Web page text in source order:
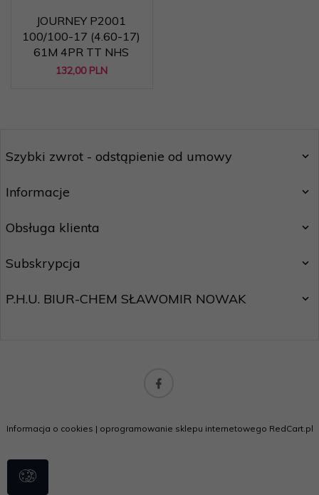
JOURNEY P2001
100/100-17 (4.60-17)
61M 4PR TT NHS
132,00 PLN
Szybki zwrot - odstąpienie od umowy
Informacje
Obsługa klienta
Subskrypcja
P.H.U. BIUR-CHEM SŁAWOMIR NOWAK
Informacja o cookies | oprogramowanie sklepu internetowego RedCart.pl